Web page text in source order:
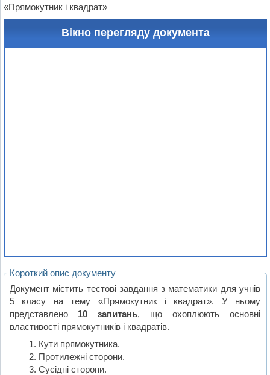
«Прямокутник і квадрат»
Вікно перегляду документа
Короткий опис документу
Документ містить тестові завдання з математики для учнів
5 класу на тему «Прямокутник і квадрат». У ньому
представлено 10 запитань, що охоплюють основні
властивості прямокутників і квадратів.
Кути прямокутника.
Протилежні сторони.
Сусідні сторони.